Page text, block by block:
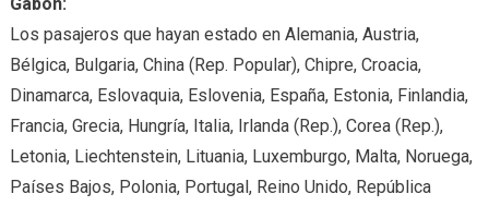
Gabón:
Los pasajeros que hayan estado en Alemania, Austria,
Bélgica, Bulgaria, China (Rep. Popular), Chipre, Croacia,
Dinamarca, Eslovaquia, Eslovenia, España, Estonia, Finlandia,
Francia, Grecia, Hungría, Italia, Irlanda (Rep.), Corea (Rep.),
Letonia, Liechtenstein, Lituania, Luxemburgo, Malta, Noruega,
Países Bajos, Polonia, Portugal, Reino Unido, República